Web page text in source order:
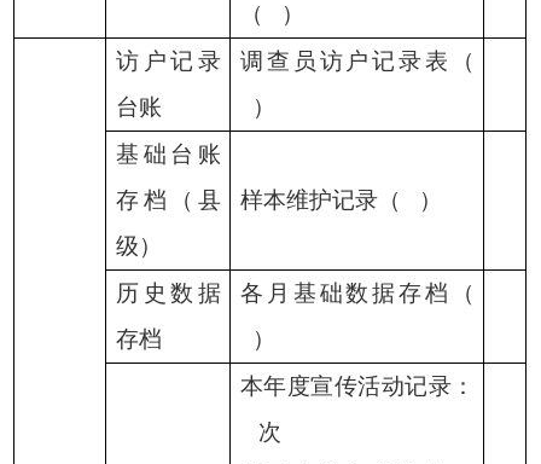
（
）
访户记录
台账
调查员访户记录表（
）
基础台账
存档（县
级）
样本维护记录（ ）
历史数据
存档
各月基础数据存档（
）
本年度宣传活动记录：
次